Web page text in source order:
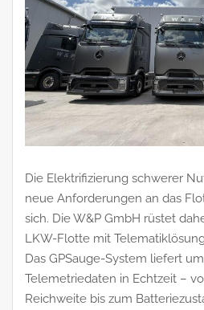
Die Elektrifizierung schwerer
neue Anforderungen an das
sich. Die W&P GmbH rüstet
LKW-Flotte mit
Das GPSauge-System liefert
Telemetriedaten in Echtzeit –
Reichweite bis zum